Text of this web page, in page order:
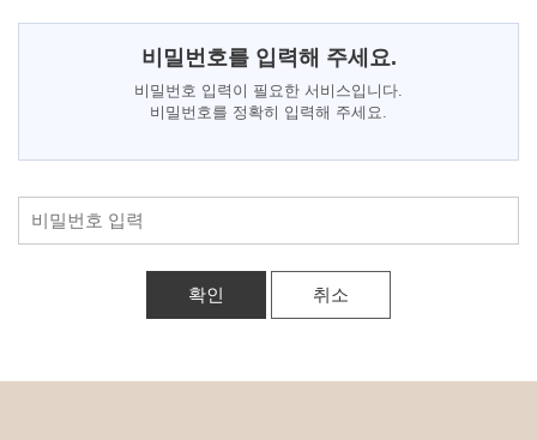
비밀번호를 입력해 주세요.
비밀번호 입력이 필요한 서비스입니다.
비밀번호를 정확히 입력해 주세요.
취소